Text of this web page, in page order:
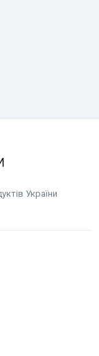
України